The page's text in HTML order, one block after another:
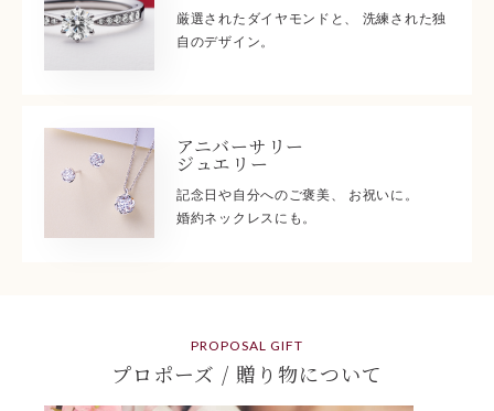
厳選されたダイヤモンドと、 洗練された独
自のデザイン。
アニバーサリー
ジュエリー
記念日や自分へのご褒美、 お祝いに。
婚約ネックレスにも。
PROPOSAL GIFT
プロポーズ / 贈り物について